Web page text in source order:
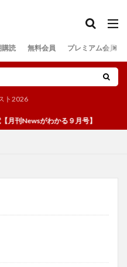
購読 無料会員 プレミアム会員
ト2026
刊Newsがわかる９月号】